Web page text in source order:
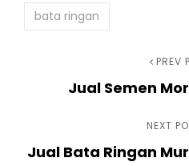
bata ringan
PREV
Jual Semen
Post
NEXT
Jual Bata Ringan